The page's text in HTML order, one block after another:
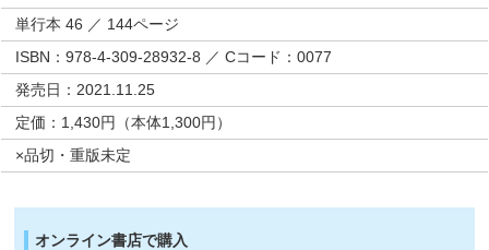
単行本 46 ／ 144ページ
ISBN：978-4-309-28932-8 ／ Cコード：0077
発売日：2021.11.25
定価：1,430円（本体1,300円）
×品切・重版未定
オンライン書店で購入